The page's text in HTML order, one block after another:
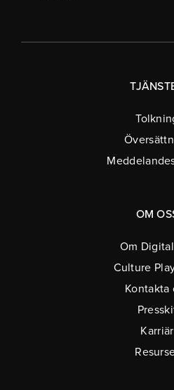
OM
Om
Culture
Kontakta
Karriär